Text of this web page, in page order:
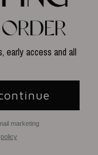
early access and all
marketing